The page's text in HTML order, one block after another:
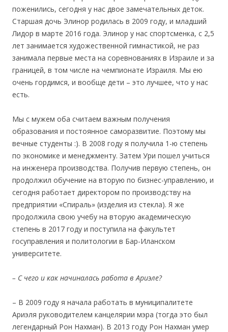
поженились, сегодня у нас двое замечательных деток.
Старшая дочь Элинор родилась в 2009 году, и младший
Лидор в марте 2016 года. Элинор у нас спортсменка, с 2,5
лет занимается художественной гимнастикой, не раз
занимала первые места на соревнованиях в Израиле и за
границей, в том числе на чемпионате Израиля. Мы ею
очень гордимся, и вообще дети – это лучшее, что у нас
есть.
Мы с мужем оба считаем важным получения
образования и постоянное саморазвитие. Поэтому мы
вечные студенты :). В 2008 году я получила 1-ю степень
по экономике и менеджменту. Затем Ури пошел учиться
на инженера производства. Получив первую степень, он
продолжил обучение на вторую по бизнес-управлению, и
сегодня работает директором по производству на
предприятии «Спираль» (изделия из стекла). Я же
продолжила свою учебу на вторую академическую
степень в 2017 году и поступила на факультет
госуправления и политологии в Бар-Иланском
университете.
– С чего и как начиналась работа в Ариэле?
– В 2009 году я начала работать в муниципалитете
Ариэля руководителем канцелярии мэра (тогда это был
легендарный Рон Нахман). В 2013 году Рон Нахман умер